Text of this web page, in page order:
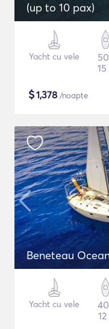
(up to 10 pax)
Yacht cu vele
$1,378 /noapte
Beneteau
Yacht cu vele